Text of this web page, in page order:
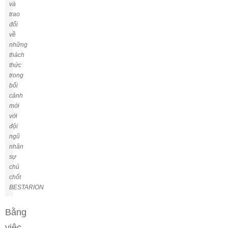
và
trao
đổi
về
những
thách
thức
trong
bối
cảnh
mới
với
đội
ngũ
nhân
sự
chủ
chốt
BESTARION
Bằng